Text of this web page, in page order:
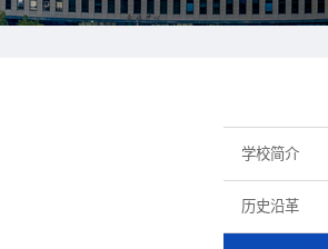
学校简介
历史沿革